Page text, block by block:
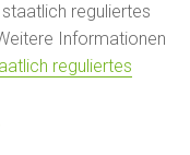
reguliertes
Informationen
reguliertes